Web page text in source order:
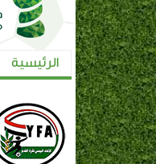
الرئيسية